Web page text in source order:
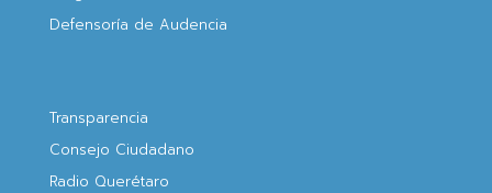
Defensoría de Audencia
Transparencia
Consejo Ciudadano
Radio Querétaro